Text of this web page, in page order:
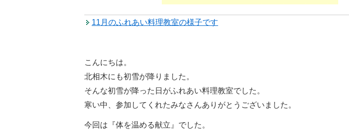
11月のふれあい料理教室の様子です
こんにちは。
北相木にも初雪が降りました。
そんな初雪が降った日がふれあい料理教室でした。
寒い中、参加してくれたみなさんありがとうございました。
今回は『体を温める献立』でした。